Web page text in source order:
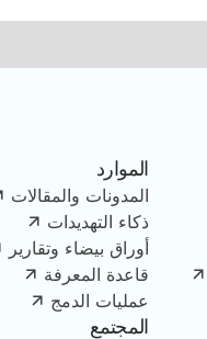
الموارد
المدونات والمقالات
ذكاء التهديدات
أوراق بيضاء وتقارير
قاعدة المعرفة
عمليات الدمج
المجتمع